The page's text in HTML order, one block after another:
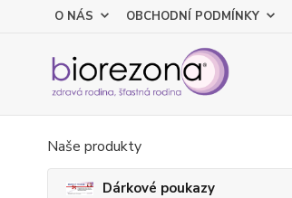
O NÁS OBCHODNÍ PODMÍNKY
Naše produkty
Dárkové poukazy